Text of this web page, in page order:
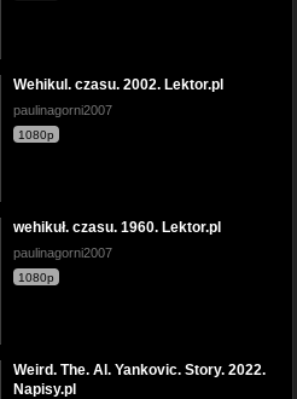
Wehikul. czasu. 2002. Lektor.pl
paulinagorni2007
1080p
wehikuł. czasu. 1960. Lektor.pl
paulinagorni2007
1080p
Weird. The. Al. Yankovic. Story. 2022.
Napisy.pl